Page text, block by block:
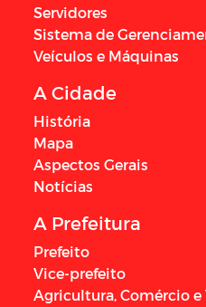
Servidores
Sistema de
Veículos e Máquinas
A Cidade
História
Mapa
Aspectos Gerais
Notícias
A Prefeitura
Prefeito
Vice-prefeito
Agricultura, Comércio e